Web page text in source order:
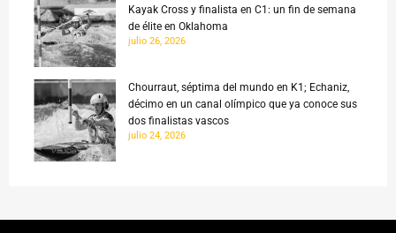
Kayak Cross y finalista en C1: un fin de semana
de élite en Oklahoma
julio 26, 2026
Chourraut, séptima del mundo en K1; Echaniz,
décimo en un canal olímpico que ya conoce sus
dos finalistas vascos
julio 24, 2026